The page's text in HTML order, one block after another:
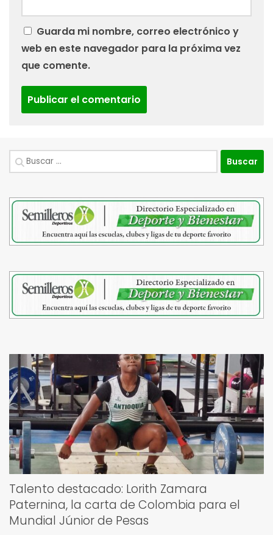
Guarda mi nombre, correo electrónico y
web en este navegador para la próxima vez
que comente.
Buscar:
Talento destacado: Lorith Zamara
Paternina, la carta de Colombia para el
Mundial Júnior de Pesas